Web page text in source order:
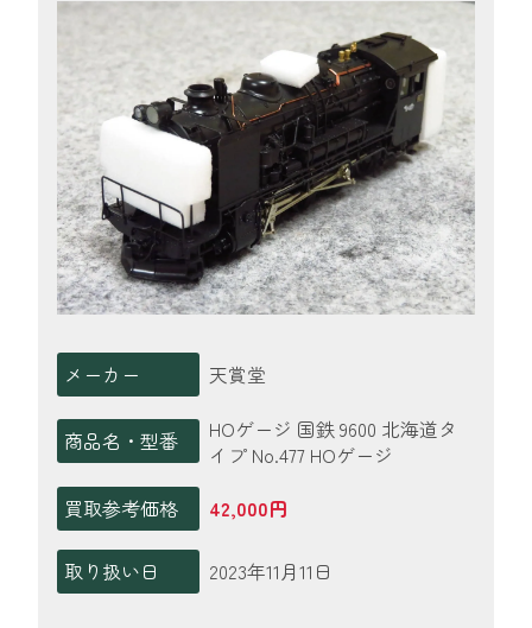
メーカー 天賞堂
商品名・型番
HOゲージ 国鉄 9600 北海道タ
イプ No.477 HOゲージ
買取参考価格
42,000円
取り扱い日 2023年11月11日